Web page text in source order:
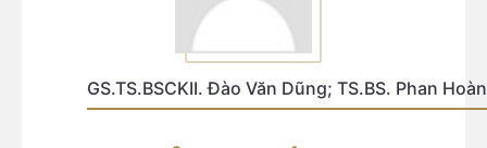
GS.TS.BSCKII. Đào Văn Dũng; TS.BS. Phan